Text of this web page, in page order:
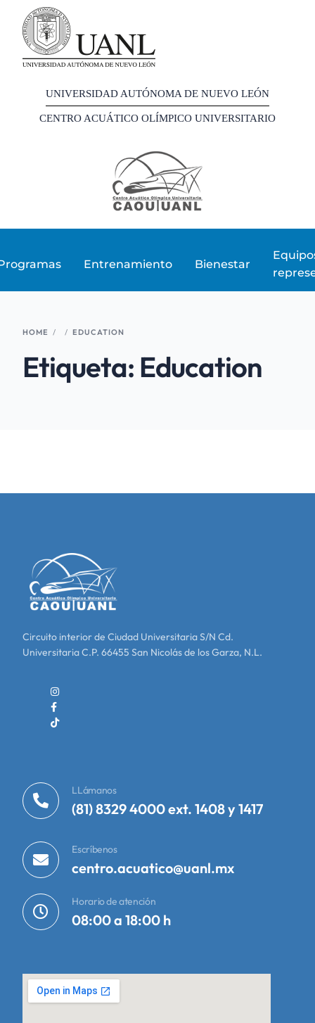
UNIVERSIDAD AUTÓNOMA DE NUEVO LEÓN
CENTRO ACUÁTICO OLÍMPICO UNIVERSITARIO
Entrenamiento Bienestar
HOME EDUCATION
Etiqueta: Education
Circuito interior de Ciudad Universitaria S/N Cd.
Universitaria C.P. 66455 San Nicolás de los Garza, N.L.
LLámanos
(81) 8329 4000 ext. 1408 y 1417
Escríbenos
centro.acuatico@uanl.mx
Horario de atención
08:00 a 18:00 h